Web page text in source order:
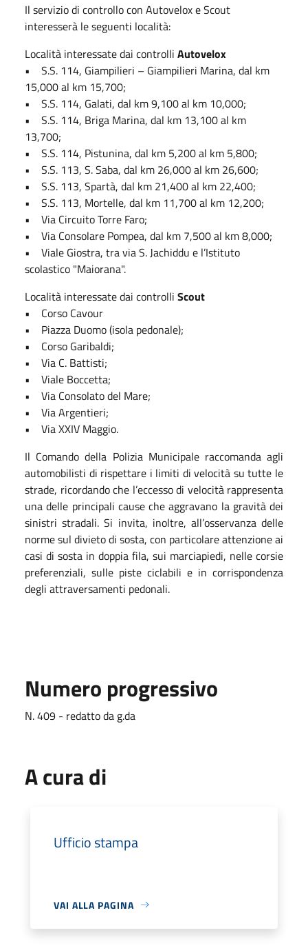
Il servizio di controllo con Autovelox e Scout
interesserà le seguenti località:
Località interessate dai controlli Autovelox
• S.S. 114, Giampilieri – Giampilieri Marina, dal km
15,000 al km 15,700;
• S.S. 114, Galati, dal km 9,100 al km 10,000;
• S.S. 114, Briga Marina, dal km 13,100 al km
13,700;
• S.S. 114, Pistunina, dal km 5,200 al km 5,800;
• S.S. 113, S. Saba, dal km 26,000 al km 26,600;
• S.S. 113, Spartà, dal km 21,400 al km 22,400;
• S.S. 113, Mortelle, dal km 11,700 al km 12,200;
• Via Circuito Torre Faro;
• Via Consolare Pompea, dal km 7,500 al km 8,000;
• Viale Giostra, tra via S. Jachiddu e l’Istituto
scolastico "Maiorana".
Località interessate dai controlli Scout
• Corso Cavour
• Piazza Duomo (isola pedonale);
• Corso Garibaldi;
• Via C. Battisti;
• Viale Boccetta;
• Via Consolato del Mare;
• Via Argentieri;
• Via XXIV Maggio.
Il Comando della Polizia Municipale raccomanda agli
automobilisti di rispettare i limiti di velocità su tutte le
strade, ricordando che l’eccesso di velocità rappresenta
una delle principali cause che aggravano la gravità dei
sinistri stradali. Si invita, inoltre, all’osservanza delle
norme sul divieto di sosta, con particolare attenzione ai
casi di sosta in doppia fila, sui marciapiedi, nelle corsie
preferenziali, sulle piste ciclabili e in corrispondenza
degli attraversamenti pedonali.
Numero progressivo
N. 409 - redatto da g.da
A cura di
Ufficio stampa
VAI ALLA PAGINA